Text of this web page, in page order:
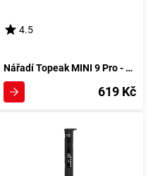
4.5
Nářadí Topeak MINI 9 Pro - černé
619 Kč